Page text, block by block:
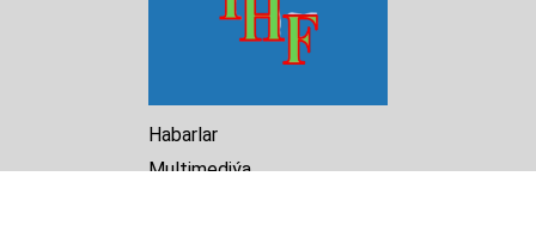
Habarlar
Multimediýa